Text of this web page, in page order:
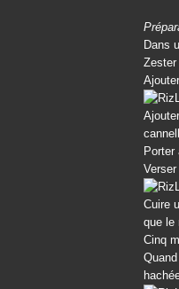
Dans
Zester
Porter
Cuire
que le
Cinq